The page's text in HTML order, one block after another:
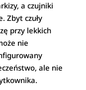
a czujniki
Zbyt czuły
przy lekkich
nie
ale nie